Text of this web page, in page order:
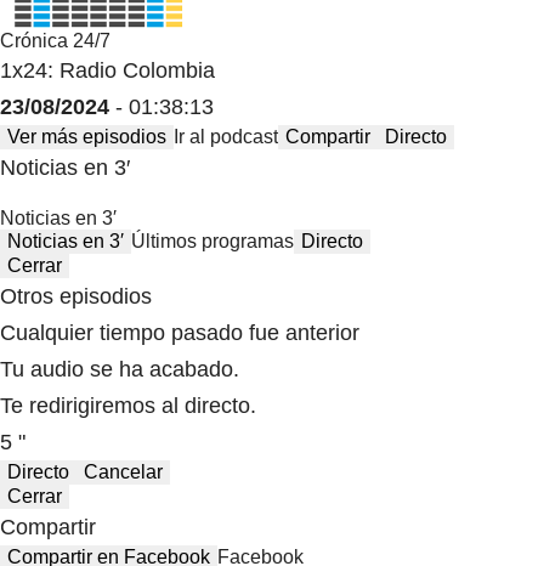
Crónica 24/7
1x24: Radio Colombia
23/08/2024 - 01:38:13
Ver más episodios Ir al podcast Compartir Directo
Noticias en 3′
Noticias en 3′
Noticias en 3′ Últimos programas Directo
Cerrar
Otros episodios
Cualquier tiempo pasado fue anterior
Tu audio se ha acabado.
Te redirigiremos al directo.
5 "
Directo
Cancelar
Cerrar
Compartir
Compartir en Facebook Facebook